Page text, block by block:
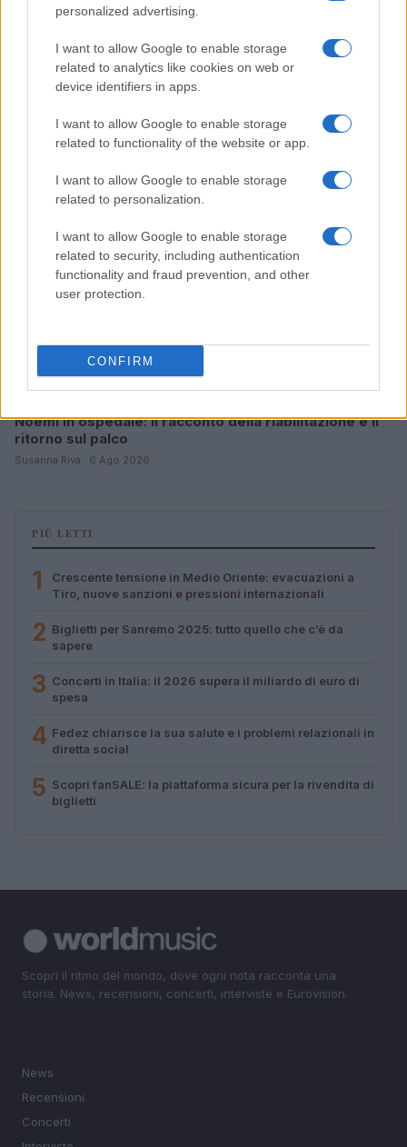
personalized advertising.
I want to allow Google to enable storage
related to analytics like cookies on web or
device identifiers in apps.
I want to allow Google to enable storage
related to functionality of the website or app.
I want to allow Google to enable storage
related to personalization.
I want to allow Google to enable storage
related to security, including authentication
functionality and fraud prevention, and other
user protection.
CONFIRM
Ariana Grande debutta al primo posto con Petal e
Letizia Fontana · 8 Ago 2026
Noemi in ospedale: il racconto della riabilitazione e il
ritorno sul palco
Susanna Riva · 6 Ago 2026
PIÙ LETTI
1
Crescente tensione in Medio Oriente: evacuazioni a
Tiro, nuove sanzioni e pressioni internazionali
2 Biglietti per Sanremo 2025: tutto quello che c’è da
sapere
3 Concerti in Italia: il 2026 supera il miliardo di euro di
spesa
4 Fedez chiarisce la sua salute e i problemi relazionali in
diretta social
5 Scopri fanSALE: la piattaforma sicura per la rivendita di
biglietti
Scopri il ritmo del mondo, dove ogni nota racconta una
storia. News, recensioni, concerti, interviste e Eurovision.
News
Recensioni
Concerti